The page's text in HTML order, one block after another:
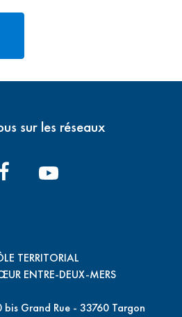
sur les réseaux
TERRITORIAL
ENTRE-DEUX-MERS
bis Grand Rue - 33760 Targon